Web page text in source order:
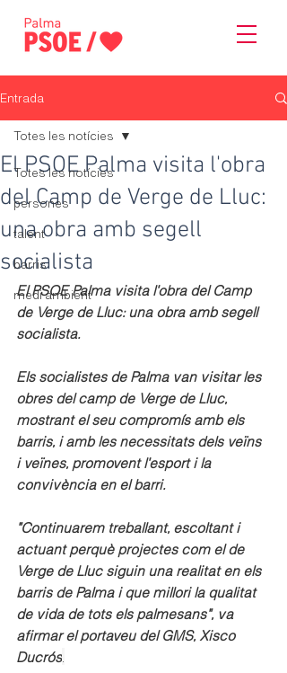
Entrada
Totes les notícies
persones
talent
barris
medi ambient
Totes les notícies
El PSOE Palma visita l'obra
del Camp de Verge de Lluc:
una obra amb segell
socialista
El PSOE Palma visita l'obra del Camp
de Verge de Lluc: una obra amb segell
socialista.
Els socialistes de Palma van visitar les
obres del camp de Verge de Lluc,
mostrant el seu compromís amb els
barris, i amb les necessitats dels veïns
i veïnes, promovent l'esport i la
convivència en el barri.
"Continuarem treballant, escoltant i
actuant perquè projectes com el de
Verge de Lluc siguin una realitat en els
barris de Palma i que millori la qualitat
de vida de tots els palmesans", va
afirmar el portaveu del GMS, Xisco
Ducrós